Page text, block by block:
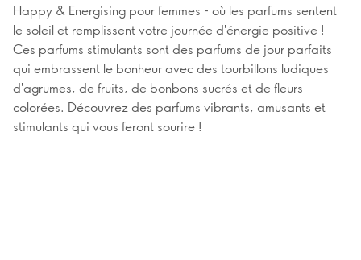
Happy & Energising pour femmes - où les parfums sentent
le soleil et remplissent votre journée d'énergie positive !
Ces parfums stimulants sont des parfums de jour parfaits
qui embrassent le bonheur avec des tourbillons ludiques
d'agrumes, de fruits, de bonbons sucrés et de fleurs
colorées. Découvrez des parfums vibrants, amusants et
stimulants qui vous feront sourire !